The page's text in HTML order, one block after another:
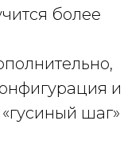
более
и
шаг»